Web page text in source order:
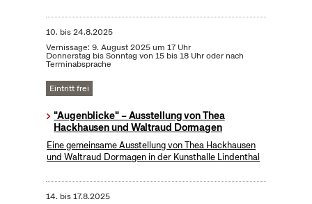
10. bis24.8.2025
Vernissage: 9. August 2025 um 17 Uhr
Donnerstag bis Sonntag von 15 bis 18 Uhr oder nach
Terminabsprache
Eintritt frei
"Augenblicke" – Ausstellung von Thea
Hackhausen und Waltraud Dormagen
Eine gemeinsame Ausstellung von Thea Hackhausen
und Waltraud Dormagen in der Kunsthalle Lindenthal
14. bis17.8.2025